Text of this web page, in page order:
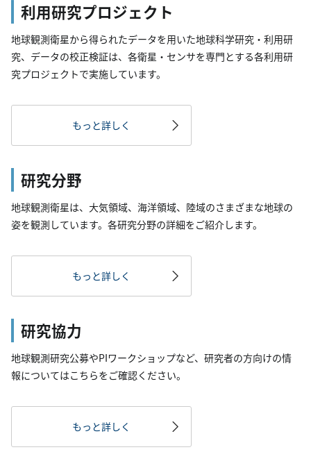
利用研究プロジェクト
地球観測衛星から得られたデータを用いた地球科学研究・利用研
究、データの校正検証は、各衛星・センサを専門とする各利用研
究プロジェクトで実施しています。
もっと詳しく
研究分野
地球観測衛星は、大気領域、海洋領域、陸域のさまざまな地球の
姿を観測しています。各研究分野の詳細をご紹介します。
もっと詳しく
研究協力
地球観測研究公募やPIワークショップなど、研究者の方向けの情
報についてはこちらをご確認ください。
もっと詳しく